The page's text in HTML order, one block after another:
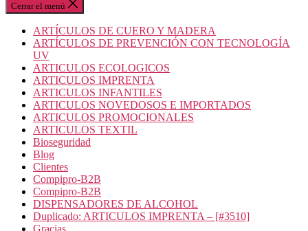
Cerrar el menú
ARTÍCULOS DE CUERO Y MADERA
ARTÍCULOS DE PREVENCIÓN CON TECNOLOGÍA
UV
ARTICULOS ECOLOGICOS
ARTICULOS IMPRENTA
ARTICULOS INFANTILES
ARTICULOS NOVEDOSOS E IMPORTADOS
ARTICULOS PROMOCIONALES
ARTICULOS TEXTIL
Bioseguridad
Blog
Clientes
Compipro-B2B
Compipro-B2B
DISPENSADORES DE ALCOHOL
Duplicado: ARTICULOS IMPRENTA – [#3510]
Gracias